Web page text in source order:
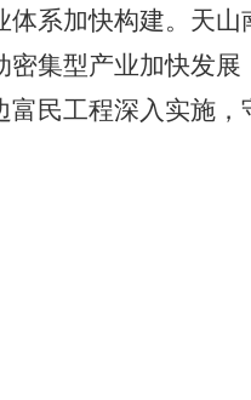
系加快构建。 天山
密集型产业加快发展
富民工程深入实施，